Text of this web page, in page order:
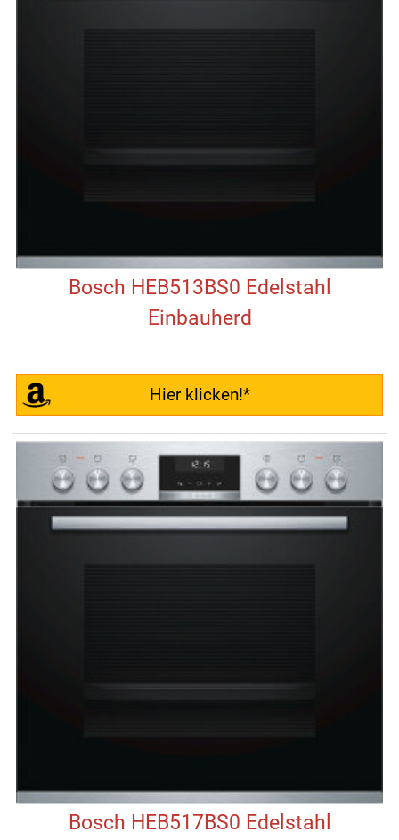
Bosch HEB513BS0 Edelstahl
Einbauherd
Hier klicken!*
Bosch HEB517BS0 Edelstahl